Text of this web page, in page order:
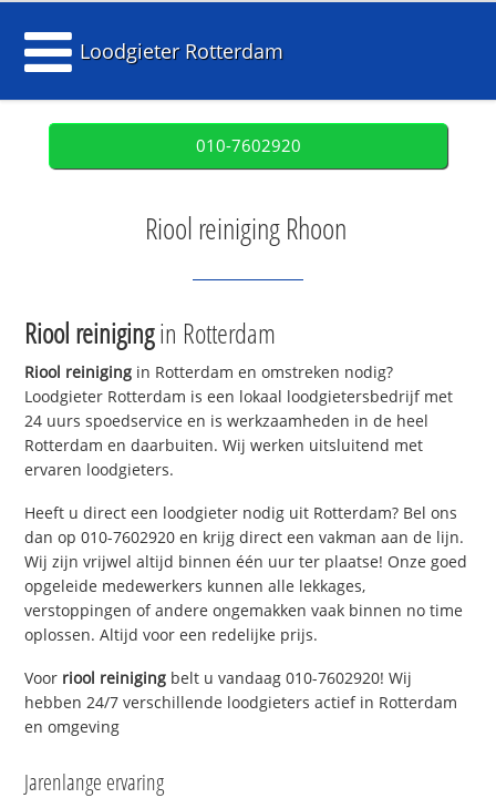
Loodgieter Rotterdam
010-7602920
Riool reiniging Rhoon
Riool reinigingin Rotterdam
Riool reiniging in Rotterdam en omstreken nodig?
Loodgieter Rotterdam is een lokaal loodgietersbedrijf met
24 uurs spoedservice en is werkzaamheden in de heel
Rotterdam en daarbuiten. Wij werken uitsluitend met
ervaren loodgieters.
Heeft u direct een loodgieter nodig uit Rotterdam? Bel ons
dan op 010-7602920 en krijg direct een vakman aan de lijn.
Wij zijn vrijwel altijd binnen één uur ter plaatse! Onze goed
opgeleide medewerkers kunnen alle lekkages,
verstoppingen of andere ongemakken vaak binnen no time
oplossen. Altijd voor een redelijke prijs.
Voor riool reiniging belt u vandaag 010-7602920! Wij
hebben 24/7 verschillende loodgieters actief in Rotterdam
en omgeving
Jarenlange ervaring